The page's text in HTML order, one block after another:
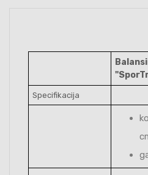
Specifikacija